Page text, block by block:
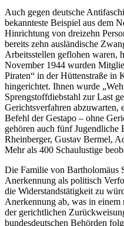
Auch gegen deutsche
bekannteste Beispiel aus dem
Hinrichtung von dreizehn
bereits zehn ausländische
Arbeitsstellen geflohen waren,
November 1944 wurden
Piraten“ in der Hüttenstraße in
hingerichtet. Ihnen wurde
Sprengstoffdiebstahl zur Last
Gerichtsverfahren
Befehl der Gestapo – ohne
gehören auch fünf Jugendliche
Rheinberger, Gustav Bermel,
Mehr als 400 Schaulustige
Die Familie von Bartholomäus
Anerkennung als politisch
die Widerstandstätigkeit zu
Anerkennung ab, was in
der gerichtlichen
bundesdeutschen Behörden